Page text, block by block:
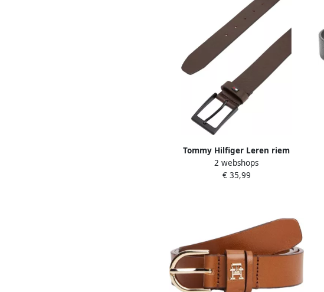
Tommy Hilfiger Leren riem
LAYTON 3.5 Metalen patch
eenvoudige doornsluiting
2 webshops
€ 35,99